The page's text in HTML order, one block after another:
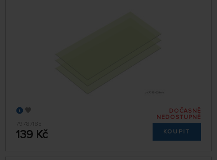
79787185
139 Kč
DOČASNĚ
NEDOSTUPNÉ
KOUPIT